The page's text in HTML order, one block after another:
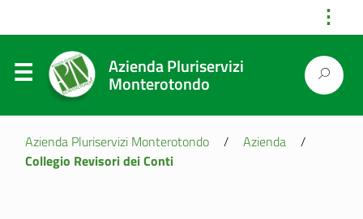
⋮
Azienda Pluriservizi
Monterotondo
Azienda Pluriservizi Monterotondo / Azienda
/
Collegio Revisori dei Conti